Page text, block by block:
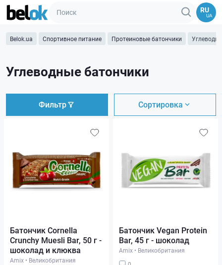
RU
UA
Belok.ua Спортивное питание Протеиновые батончики
Углеводные батончики
Фильтр Сортировка
Батончик Cornella
Crunchy Muesli Bar, 50 г -
шоколад и клюква
Amix • Великобритания
Батончик Vegan Protein
Bar, 45 г - шоколад
Amix • Великобритания